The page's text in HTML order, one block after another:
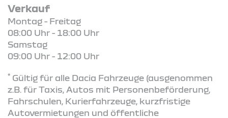
Verkauf
Montag - Freitag
08:00 Uhr - 18:00 Uhr
Samstag
09:00 Uhr - 12:00 Uhr
* Gültig für alle Dacia Fahrzeuge (ausgenommen
z.B. für Taxis, Autos mit Personenbeförderung,
Fahrschulen, Kurierfahrzeuge, kurzfristige
Autovermietungen und öffentliche